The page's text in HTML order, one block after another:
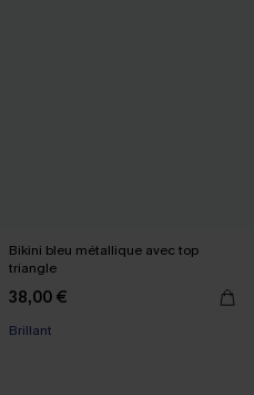
Bikini bleu métallique avec top
triangle
38,00 €
Brillant